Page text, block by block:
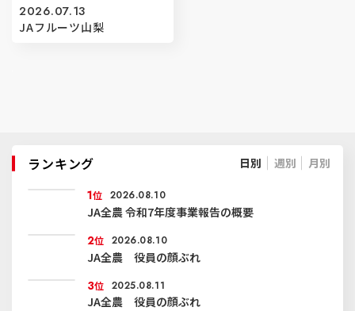
2026.07.13
JAフルーツ山梨
ランキング 日別 週別 月別
1位 2026.08.10
JA全農 令和7年度事業報告の概要
2位 2026.08.10
JA全農 役員の顔ぶれ
3位 2025.08.11
JA全農 役員の顔ぶれ